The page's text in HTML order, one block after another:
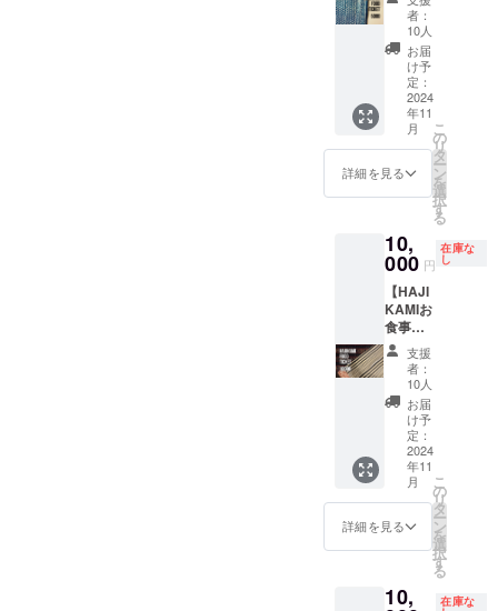
そんな
方に。
自宅で
インド
気分を
お楽し
みくだ
さい！
・お礼
のメッ
ト ・
キーマ
カレー
粉
（２〜
３人分×
３個 ）
・レシ
ピ付き
======
======
======
======
======
======
= 名
称：オ
数：２
カー
ド。 お
近くに
お住ま
いの
方、
pivot ヘ
ビー
ユー
ザー
ひ！ 枚
数限定
です、
お早め
に。 ・
お礼の
メッ
セージ
・年間
フリー
パス
======
======
======
======
==== ・
有効期
行から1
提供方
6,000円
分】
HAJIK
AMIで
使える
ちょっ
とお得
なお食
事券で
す。
HAJIK
AMIに
みたい
なと
思って
いる
方、こ
の機会
にぜ
ひ。 ・
お礼の
メッ
セージ
・お食
事券
6,000円
======
======
有効期
者：
10人
お届
け予
定：
2024
年11
月
詳細を見る
こ
の
リ
タ
ー
ン
を
選
択
す
る
10,
000 円
在庫な
し
【HAJI
KAMIお
食事
券
12,000
円分】
HAJIK
AMIで
使える
お得な
お食事
券で
す。
HAJIK
AMIラ
イト
ザーか
支援
者：
10人
お届
け予
定：
2024
年11
月
詳細を見る
こ
の
リ
タ
ー
ン
を
選
択
す
る
10, 在庫な